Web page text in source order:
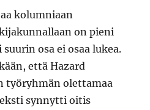
kolumniaan
on pieni
osa ei osaa lukea.
että Hazard
työryhmän olettamaa
synnytti oitis